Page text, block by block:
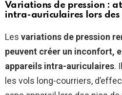
Variations de pression :
intra-auriculaires lors des
Les variations de pression
peuvent créer un inconfort,
appareils intra-auriculaires.
les vols long-courriers,